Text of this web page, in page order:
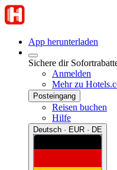
App herunterladen
Sichere dir
Anmelden
Mehr zu
Posteingang
Reisen buchen
Hilfe
Deutsch · EUR · DE